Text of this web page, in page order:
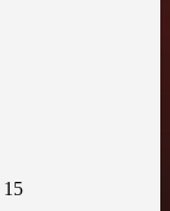
15